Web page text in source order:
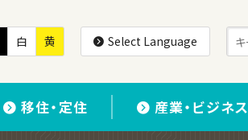
白 黄 Select Language
移住・定住 産業・ビジネス